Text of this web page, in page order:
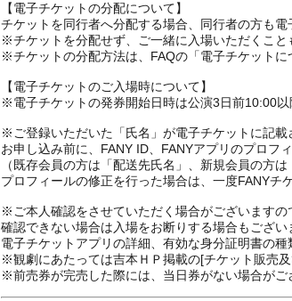
【電子チケットの分配について】
チケットを同行者へ分配する場合、同行者の方も
※チケットを分配せず、ご一緒に入場いただくこと
※チケットの分配方法は、FAQの「電子チケットに
【電子チケットのご入場時について】
※電子チケットの発券開始日時は公演3日前10:00
※ご登録いただいた「氏名」が電子チケットに記載
お申し込み前に、FANY ID、FANYアプリのプロフ
（既存会員の方は「配送先氏名」、新規会員の方
プロフィールの修正を行った場合は、一度FANY
※ご本人確認をさせていただく場合がございますの
確認できない場合は入場をお断りする場合もござい
電子チケットアプリの詳細、有効な身分証明書の
※観劇にあたっては吉本ＨＰ掲載の[チケット販売及
※前売券が完売した際には、当日券がない場合がご